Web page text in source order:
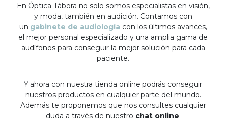
En Óptica Tábora no solo somos especialistas en visión,
y moda, también en audición. Contamos con
un gabinete de audiología con los últimos avances,
el mejor personal especializado y una amplia gama de
audífonos para conseguir la mejor solución para cada
paciente.
Y ahora con nuestra tienda online podrás conseguir
nuestros productos en cualquier parte del mundo.
Además te proponemos que nos consultes cualquier
duda a través de nuestro chat online.